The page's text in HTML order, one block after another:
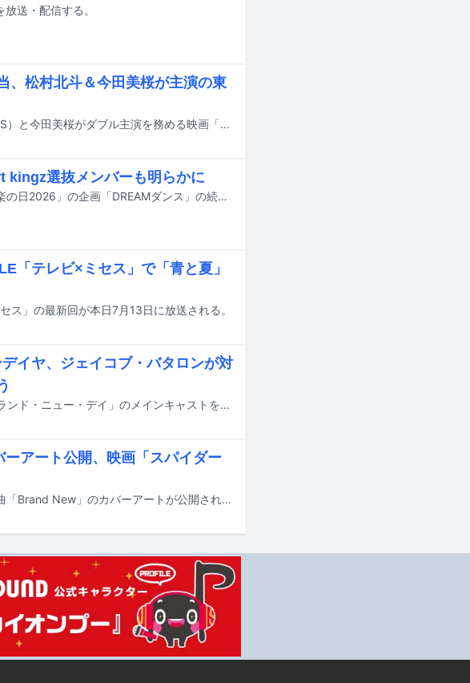
送・配信する。
、松村北斗＆今田美桜が主演の東
大森元貴（Mrs. GREEN APPLE）が、松村北斗（SixTONES）と今田美桜がダブル主演を務める映画「白鳥とコウモリ」の主題歌を担当する。
kingz選抜メンバーも明らかに
7月18日にオンエアされるTBS系の夏の大型音楽特番「音楽の日2026」の企画「DREAMダンス」の続報が明らかに。番組の出演アーティスト第4弾やそのほかの企画詳細も発表された。
「テレビ×ミセス」で「青と夏」
ス」の最新回が本日7月13日に放送される。
イヤ、ジェイコブ・バタロンが対
7月31日に日米同時公開される映画「スパイダーマン：ブランド・ニュー・デイ」のメインキャストを務めるトム・ホランド、ゼンデイヤ、ジェイコブ・バタロンと、日本版主題歌を担当するMrs. GREEN APPLEによる対談映像がYouTubeで公開された。
アート公開、映画「スパイダー
Mrs. GREEN APPLEが明日7月13日に配信リリースする新曲「Brand New」のカバーアートが公開された。